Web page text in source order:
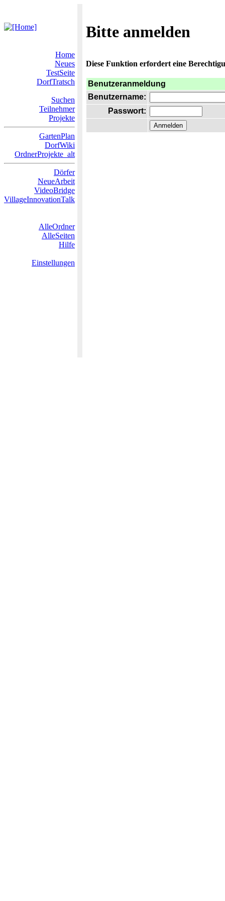
Bitte anmelden
Home
Neues
TestSeite
DorfTratsch
Suchen
Teilnehmer
Projekte
GartenPlan
DorfWiki
OrdnerProjekte_alt
Dörfer
NeueArbeit
VideoBridge
VillageInnovationTalk
AlleOrdner
AlleSeiten
Hilfe
Einstellungen
Diese Funktion erfordert eine
Benutzeranmeldung
Benutzername:
Passwort: